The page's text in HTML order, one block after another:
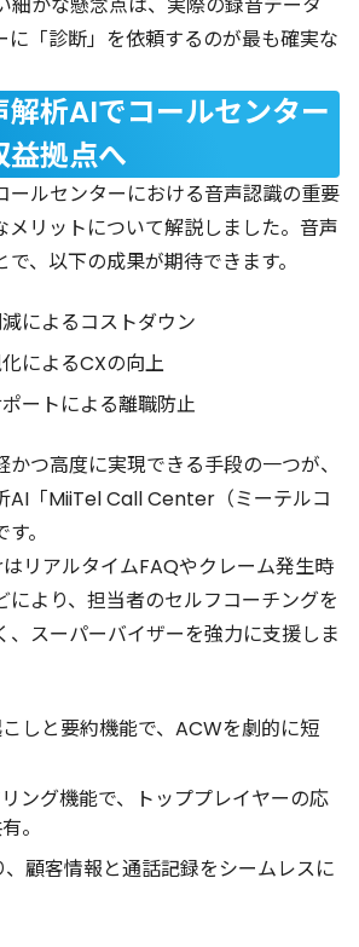
細かな懸念点は、実際の録音データ
に「診断」を依頼するのが最も確実な
解析AIでコールセンター
益拠点へ
ールセンターにおける音声認識の重要
メリットについて解説しました。音声
、以下の成果が期待できます。
によるコストダウン
によるCXの向上
ートによる離職防止
かつ高度に実現できる手段の一つが、
AI「MiiTel Call Center（ミーテルコ
。
リアルタイムFAQやクレーム発生時
により、担当者のセルフコーチングを
、スーパーバイザーを強力に支援しま
しと要約機能で、ACWを劇的に短
ング機能で、トッププレイヤーの応
。
顧客情報と通話記録をシームレスに